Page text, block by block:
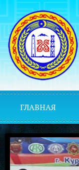
ГЛАВНАЯ